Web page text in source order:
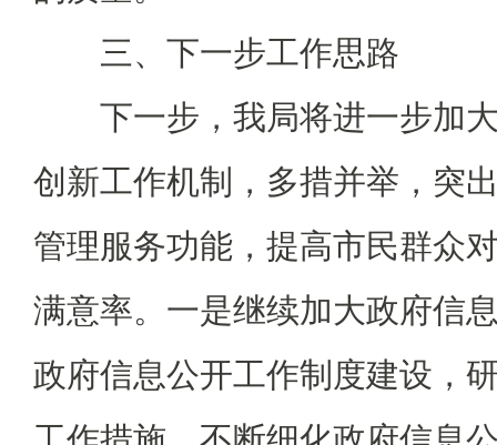
三、下一步工作思路
下一步，我局将进一步加大
创新工作机制，多措并举，突
管理服务功能，提高市民群众
满意率。一是继续加大政府信
政府信息公开工作制度建设，